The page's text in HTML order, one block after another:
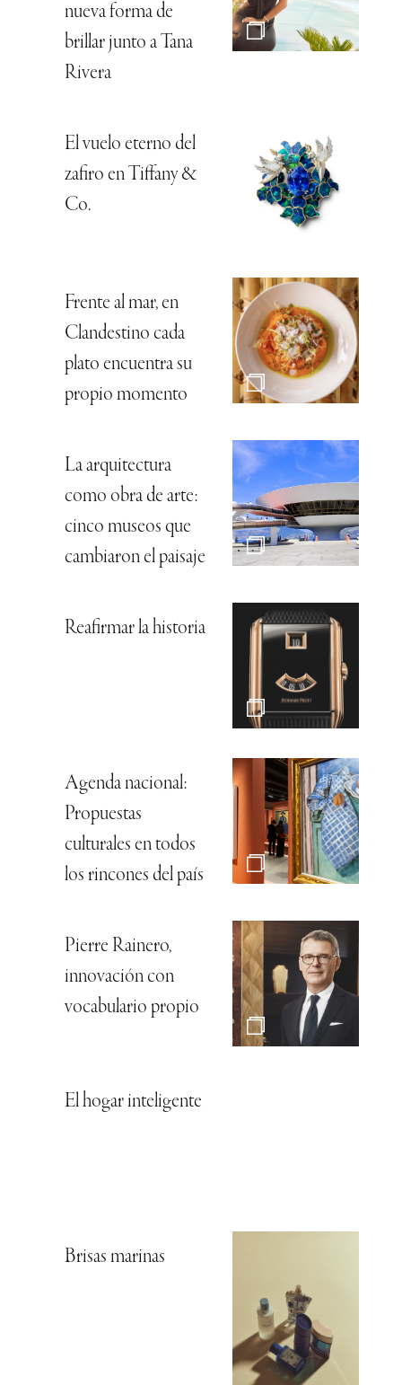
nueva forma de
brillar junto a Tana
Rivera
El vuelo eterno del
zafiro en Tiffany &
Co.
Frente al mar, en
Clandestino cada
plato encuentra su
propio momento
La arquitectura
como obra de arte:
cinco museos que
cambiaron el paisaje
Reafirmar la historia
Agenda nacional:
Propuestas
culturales en todos
los rincones del país
Pierre Rainero,
innovación con
vocabulario propio
El hogar inteligente
Brisas marinas